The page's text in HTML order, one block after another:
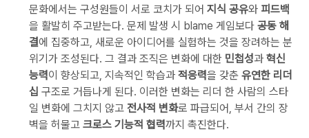
문화에서는 구성원들이 서로 코치가 되어 지식 공유와 피드백
을 활발히 주고받는다. 문제 발생 시 blame 게임보다 공동 해
결에 집중하고, 새로운 아이디어를 실험하는 것을 장려하는 분
위기가 조성된다. 그 결과 조직은 변화에 대한 민첩성과 혁신
능력이 향상되고, 지속적인 학습과 적응력을 갖춘 유연한 리더
십 구조로 거듭나게 된다. 이러한 변화는 리더 한 사람의 스타
일 변화에 그치지 않고 전사적 변화로 파급되어, 부서 간의 장
벽을 허물고 크로스 기능적 협력까지 촉진한다.